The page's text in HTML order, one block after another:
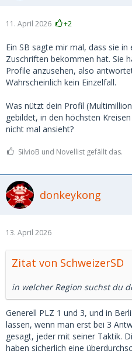
11. April 2026 +2
Ein SB sagte mir mal, dass sie
Zuschriften bekommen hat. Sie
Profile anzusehen, also
Wahrscheinlich kein Einzelfall.
Was nützt dein Profil
gebildet, in den höchsten
nicht mal ansieht?
SilvioB und Novellist gefällt das.
donkeykong
13. April 2026
Zitat von SchweizerSD
in welcher Region suchst du
Generell PLZ 1 und 3, und in
lassen, wenn man erst bei 3
gesagt, jeder mit seiner Taktik.
haben sicherlich eine